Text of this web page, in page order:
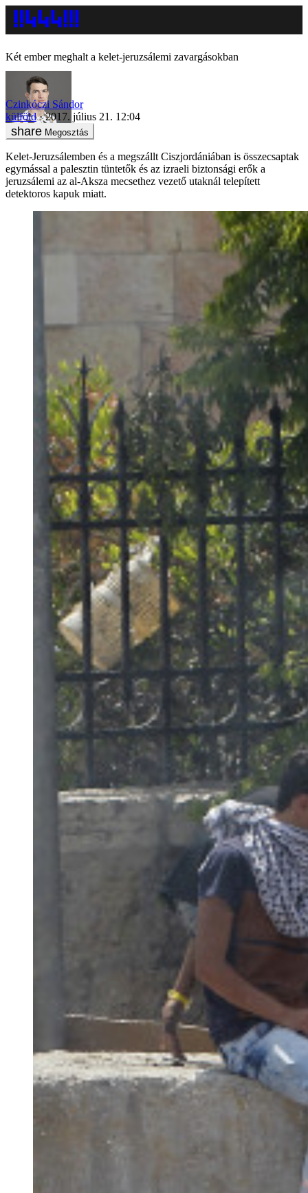
Két ember meghalt a kelet-jeruzsálemi zavargásokban
Czinkóczi Sándor
külföld
2017. július 21. 12:04
Megosztás
Kelet-Jeruzsálemben és a megszállt Ciszjordániában is összecsaptak
egymással a palesztin tüntetők és az izraeli biztonsági erők a
jeruzsálemi az al-Aksza mecsethez vezető utaknál telepített
detektoros kapuk miatt.